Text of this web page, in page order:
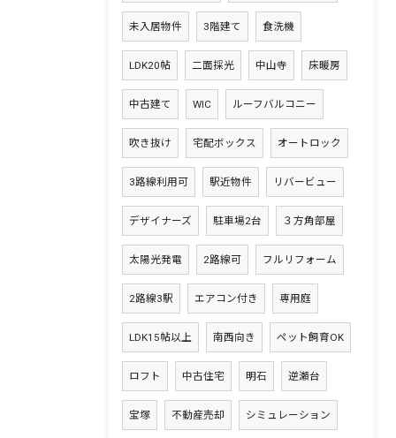
未入居物件 3階建て 食洗機
LDK20帖 二面採光 中山寺 床暖房
中古建て WIC ルーフバルコニー
吹き抜け 宅配ボックス オートロック
3路線利用可 駅近物件 リバービュー
デザイナーズ 駐車場2台 ３方角部屋
太陽光発電 2路線可 フルリフォーム
2路線3駅 エアコン付き 専用庭
LDK15帖以上 南西向き ペット飼育OK
ロフト 中古住宅 明石 逆瀬台
宝塚 不動産売却 シミュレーション